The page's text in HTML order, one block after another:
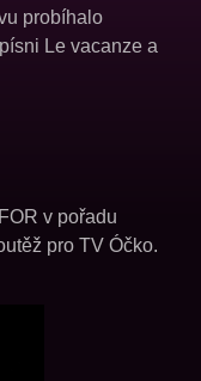
probíhalo
Le vacanze a
v pořadu
pro TV Óčko.